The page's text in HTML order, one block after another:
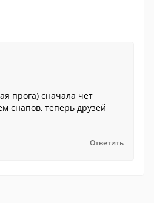
прога) сначала чет
снапов, теперь друзей
Ответить